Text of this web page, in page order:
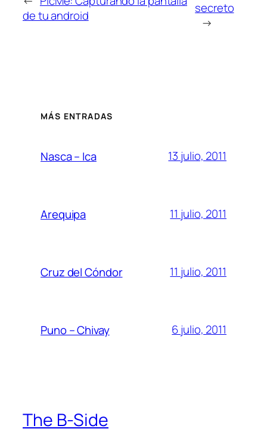
de tu android
secreto
→
MÁS ENTRADAS
Nasca – Ica 13 julio, 2011
Arequipa 11 julio, 2011
Cruz del Cóndor 11 julio, 2011
Puno – Chivay 6 julio, 2011
The B-Side